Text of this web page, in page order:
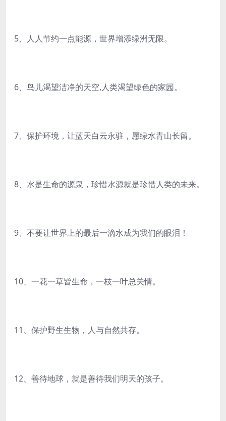
5、人人节约一点能源，世界增添绿洲无限。
6、鸟儿渴望洁净的天空,人类渴望绿色的家园。
7、保护环境，让蓝天白云永驻，愿绿水青山长留。
8、水是生命的源泉，珍惜水源就是珍惜人类的未来。
9、不要让世界上的最后一滴水成为我们的眼泪！
10、一花一草皆生命，一枝一叶总关情。
11、保护野生生物，人与自然共存。
12、善待地球，就是善待我们明天的孩子。